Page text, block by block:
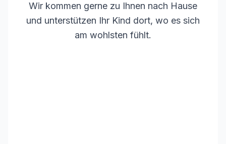
Wir kommen gerne zu Ihnen nach Hause
und unterstützen Ihr Kind dort, wo es sich
am wohlsten fühlt.